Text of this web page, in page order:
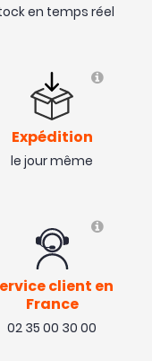
en temps réel
Expédition
le jour même
client en
France
02 35 00 30 00